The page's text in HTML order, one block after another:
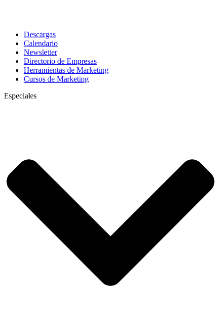
Descargas
Calendario
Newsletter
Directorio de Empresas
Herramientas de Marketing
Cursos de Marketing
Especiales